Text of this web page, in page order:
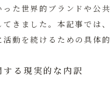
った世界的ブランドや公
きました。本記事では
動を続けるための具体
る現実的な内訳